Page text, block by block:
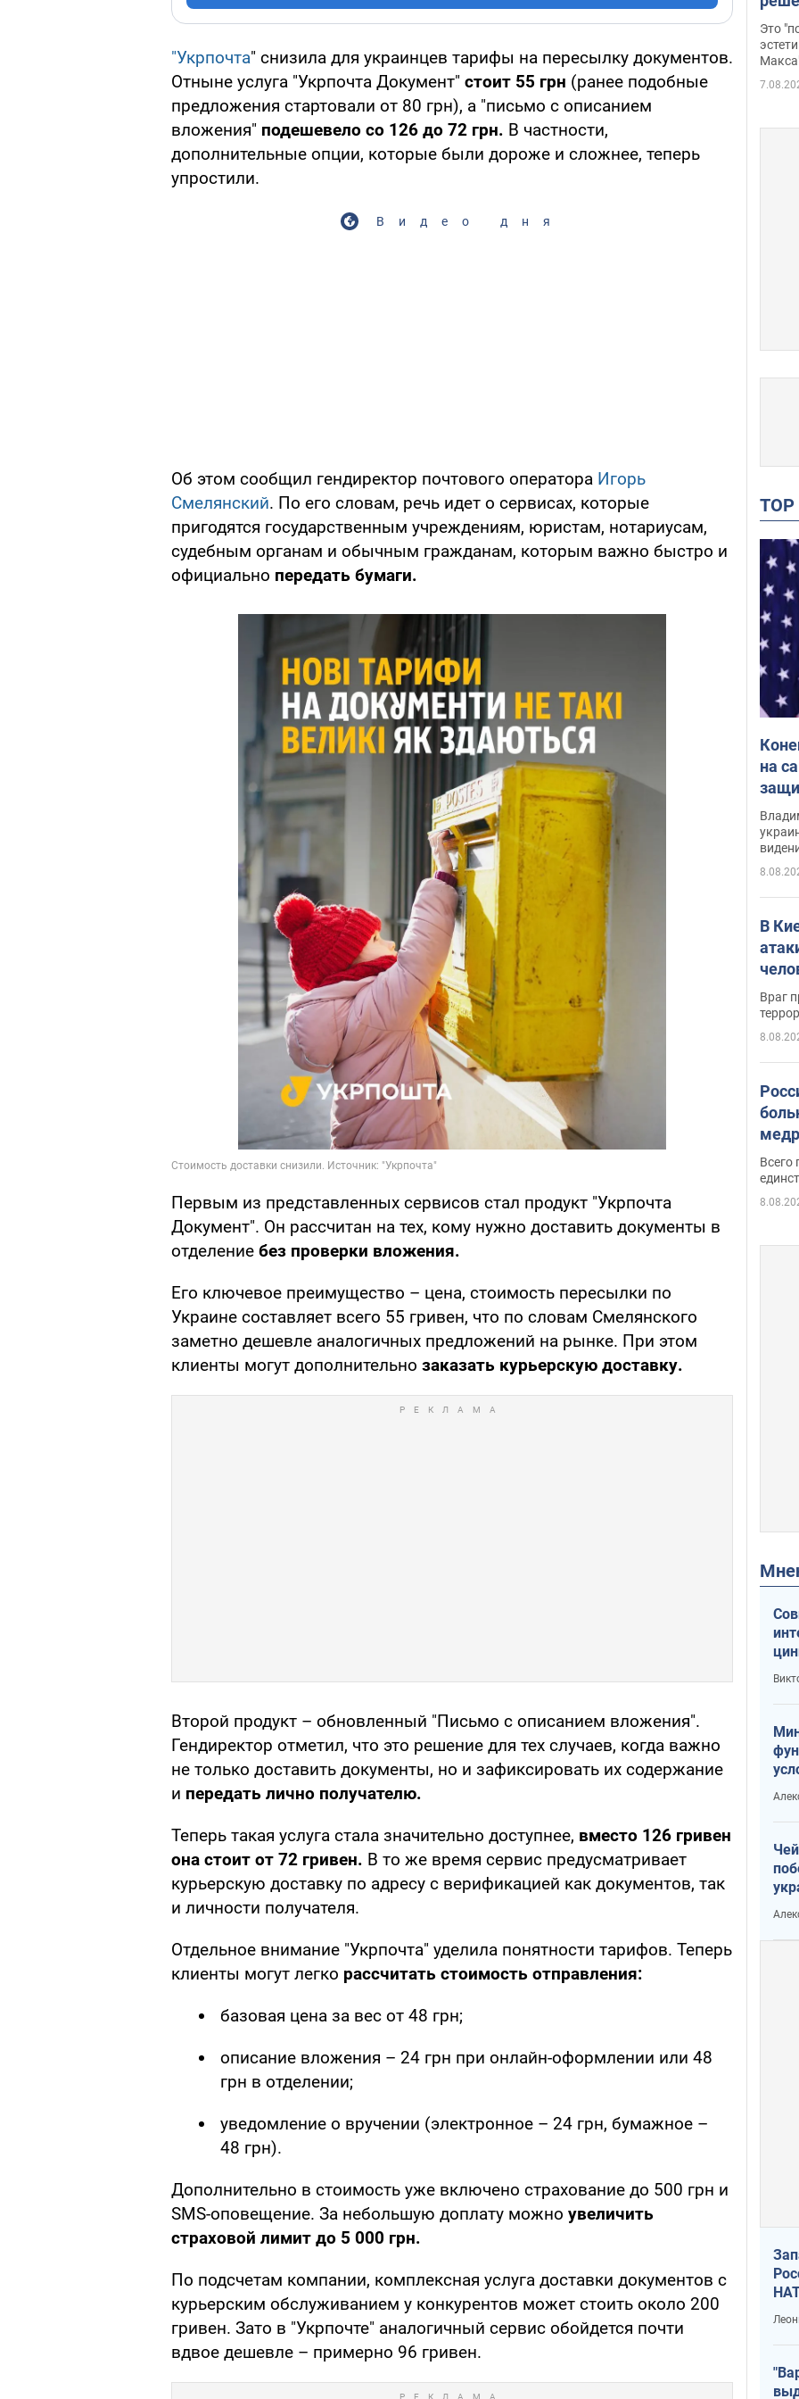
"Укрпочта" снизила для украинцев тарифы на пересылку документов.
Отныне услуга "Укрпочта Документ" стоит 55 грн (ранее подобные
предложения стартовали от 80 грн), а "письмо с описанием
вложения" подешевело со 126 до 72 грн. В частности,
дополнительные опции, которые были дороже и сложнее, теперь
упростили.
Видео дня
Об этом сообщил гендиректор почтового оператора Игорь
Смелянский. По его словам, речь идет о сервисах, которые
пригодятся государственным учреждениям, юристам, нотариусам,
судебным органам и обычным гражданам, которым важно быстро и
официально передать бумаги.
Первым из представленных сервисов стал продукт "Укрпочта
Документ". Он рассчитан на тех, кому нужно доставить документы в
отделение без проверки вложения.
Его ключевое преимущество – цена, стоимость пересылки по
Украине составляет всего 55 гривен, что по словам Смелянского
заметно дешевле аналогичных предложений на рынке. При этом
клиенты могут дополнительно заказать курьерскую доставку.
Второй продукт – обновленный "Письмо с описанием вложения".
Гендиректор отметил, что это решение для тех случаев, когда важно
не только доставить документы, но и зафиксировать их содержание
и передать лично получателю.
Теперь такая услуга стала значительно доступнее, вместо 126 гривен
она стоит от 72 гривен. В то же время сервис предусматривает
курьерскую доставку по адресу с верификацией как документов, так
и личности получателя.
Отдельное внимание "Укрпочта" уделила понятности тарифов. Теперь
клиенты могут легко рассчитать стоимость отправления:
базовая цена за вес от 48 грн;
описание вложения – 24 грн при онлайн-оформлении или 48
грн в отделении;
уведомление о вручении (электронное – 24 грн, бумажное –
48 грн).
Дополнительно в стоимость уже включено страхование до 500 грн и
SMS-оповещение. За небольшую доплату можно увеличить
страховой лимит до 5 000 грн.
По подсчетам компании, комплексная услуга доставки документов с
курьерским обслуживанием у конкурентов может стоить около 200
гривен. Зато в "Укрпочте" аналогичный сервис обойдется почти
вдвое дешевле – примерно 96 гривен.
Это
на
В
Враг
Всего